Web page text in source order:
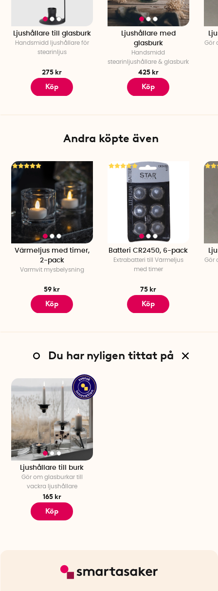
Våge Gustavsson
Tillverkningsland: Sverige
Ljushållare till glasburk
Handsmidd ljushållare för
stearinljus
275 kr
Köp
Ljushållare med
glasburk
Handsmidd
stearinljushållare & glasburk
425 kr
Köp
Gör
Andra köpte även
Värmeljus med timer,
2-pack
Varmvit mysbelysning
59 kr
Köp
Batteri CR2450, 6-pack
Extrabatteri till Värmeljus
med timer
75 kr
Köp
Gör
Du har nyligen tittat på
Ljushållare till burk
Gör om glasburkar till
vackra ljushållare
165 kr
Köp